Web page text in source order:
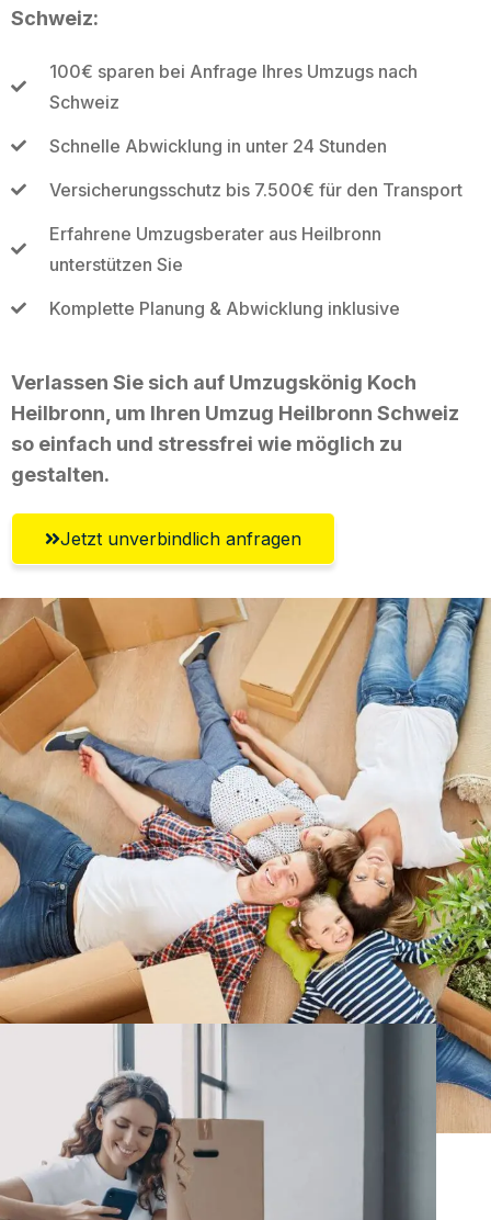
Schweiz:
100€ sparen bei Anfrage Ihres Umzugs nach
Schweiz
Schnelle Abwicklung in unter 24 Stunden
Versicherungsschutz bis 7.500€ für den Transport
Erfahrene Umzugsberater aus Heilbronn
unterstützen Sie
Komplette Planung & Abwicklung inklusive
Verlassen Sie sich auf Umzugskönig Koch
Heilbronn, um Ihren Umzug Heilbronn Schweiz
so einfach und stressfrei wie möglich zu
gestalten.
Jetzt unverbindlich anfragen